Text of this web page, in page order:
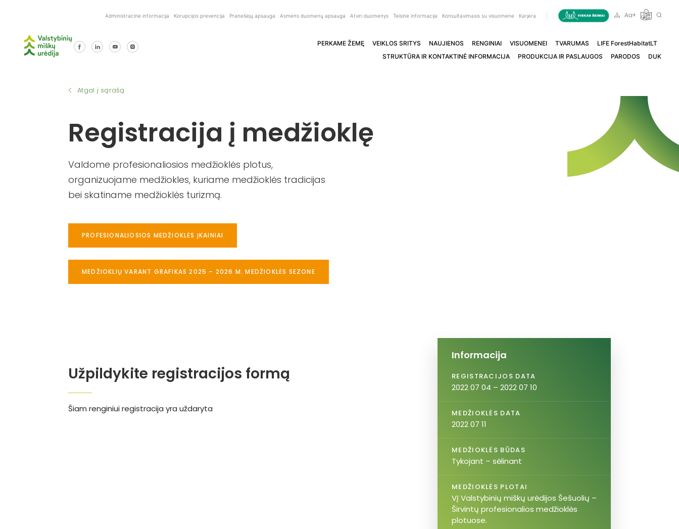
Administracinė informacija Korupcijos prevencija Pranešėjų apsauga Asmens duomenų apsauga Atviri duomenys Teisinė informacija Konsultavimasis su visuomene Karjera
PERKAME ŽEMĘ VEIKLOS SRITYS NAUJIENOS RENGINIAI VISUOMENEI TVARUMAS
LIFE ForestHabitatLT
STRUKTŪRA IR KONTAKTINĖ INFORMACIJA
PRODUKCIJA IR PASLAUGOS PARODOS DUK
Atgal į sąrašą
Registracija į medžioklę
Valdome profesionaliosios medžioklės plotus,
organizuojame medžiokles, kuriame medžioklės tradicijas
bei skatiname medžioklės turizmą.
PROFESIONALIOSIOS MEDŽIOKLĖS ĮKAINIAI
MEDŽIOKLIŲ VARANT GRAFIKAS 2025 – 2026 M. MEDŽIOKLĖS SEZONE
Užpildykite registracijos formą
Šiam renginiui registracija yra uždaryta
Informacija
REGISTRACIJOS DATA
2022 07 04 – 2022 07 10
MEDŽIOKLĖS DATA
2022 07 11
MEDŽIOKLĖS BŪDAS
Tykojant – sėlinant
MEDŽIOKLĖS PLOTAI
VĮ Valstybinių miškų urėdijos Šešuolių –
Širvintų profesionalios medžioklės
plotuose.